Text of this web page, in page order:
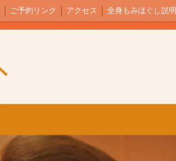
ご予約リンク アクセス 全身もみほぐし説明